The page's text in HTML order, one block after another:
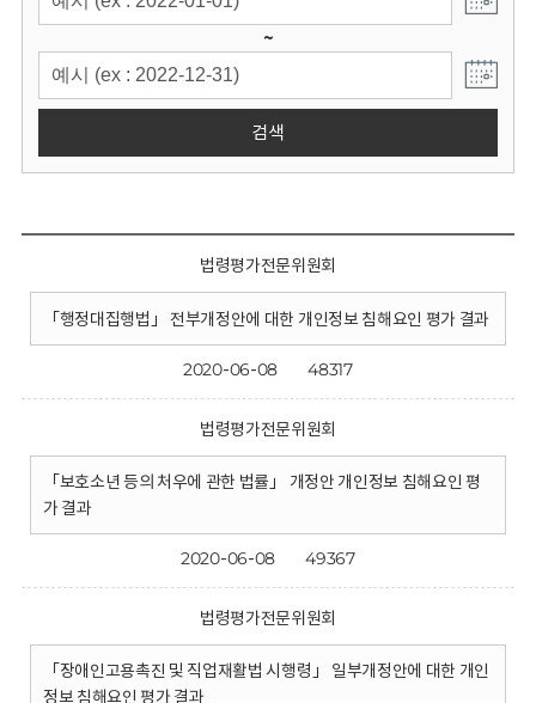
~
검색
법령평가전문위원회
「행정대집행법」 전부개정안에 대한 개인정보 침해요인 평가 결과
2020-06-08 48317
법령평가전문위원회
「보호소년 등의 처우에 관한 법률」 개정안 개인정보 침해요인 평
가 결과
2020-06-08 49367
법령평가전문위원회
「장애인고용촉진 및 직업재활법 시행령」 일부개정안에 대한 개인
정보 침해요인 평가 결과